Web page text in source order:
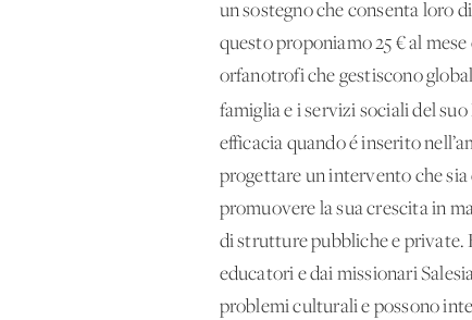
un sostegno che consenta loro
questo proponiamo 25 € al
orfanotrofi che gestiscono
famiglia e i servizi sociali del
efficacia quando é inserito
progettare un intervento che sia
promuovere la sua crescita in
di strutture pubbliche e private.
educatori e dai missionari
problemi culturali e possono